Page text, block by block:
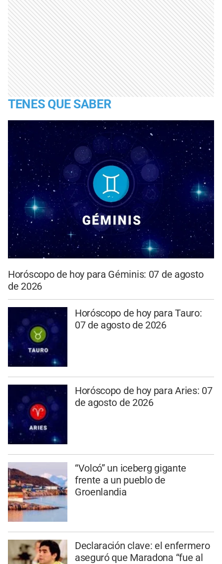
TENES QUE SABER
Horóscopo de hoy para Géminis: 07 de agosto
de 2026
Horóscopo de hoy para Tauro:
07 de agosto de 2026
Horóscopo de hoy para Aries: 07
de agosto de 2026
“Volcó” un iceberg gigante
frente a un pueblo de
Groenlandia
Declaración clave: el enfermero
aseguró que Maradona “fue al